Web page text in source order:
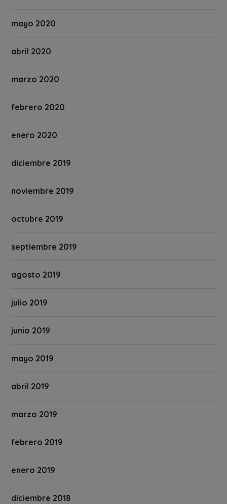
mayo 2020
abril 2020
marzo 2020
febrero 2020
enero 2020
diciembre 2019
noviembre 2019
octubre 2019
septiembre 2019
agosto 2019
julio 2019
junio 2019
mayo 2019
abril 2019
marzo 2019
febrero 2019
enero 2019
diciembre 2018